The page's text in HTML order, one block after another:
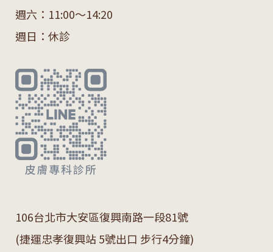
週六：11:00～14:20
週日：休診
106台北市大安區復興南路一段81號
(捷運忠孝復興站 5號出口 步行4分鐘)